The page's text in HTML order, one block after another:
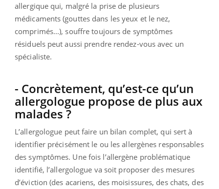
allergique qui, malgré la prise de plusieurs
médicaments (gouttes dans les yeux et le nez,
comprimés...), souffre toujours de symptômes
résiduels peut aussi prendre rendez-vous avec un
spécialiste.
- Concrètement, qu’est-ce qu’un
allergologue propose de plus aux
malades ?
L’allergologue peut faire un bilan complet, qui sert à
identifier précisément le ou les allergènes responsables
des symptômes. Une fois l’allergène problématique
identifié, l’allergologue va soit proposer des mesures
d’éviction (des acariens, des moisissures, des chats, des